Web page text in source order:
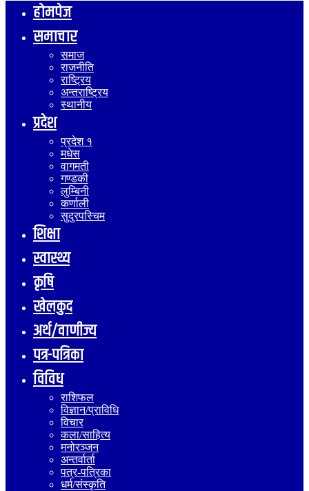
होमपेज
समाचार
समाज
राजनीति
राष्ट्रिय
अन्तराष्ट्रिय
स्थानीय
प्रदेश
प्रदेश १
मधेस
वागमती
गण्डकी
लुम्बिनी
कर्णाली
सुदुरपस्चिम
शिक्षा
स्वास्थ्य
कृषि
खेलकुद
अर्थ/वाणीज्य
पत्र-पत्रिका
विविध
राशिफल
विज्ञान/प्राविधि
विचार
कला/साहित्य
मनोरञ्जन
अन्तर्वार्ता
पत्र-पत्रिका
धर्म/संस्कृति